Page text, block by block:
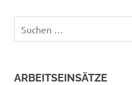
nach:
ARBEITSEINSÄTZE